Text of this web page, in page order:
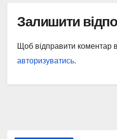
Залишити
Щоб відправити коментар
авторизуватись.